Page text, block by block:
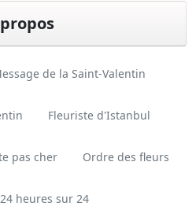
de la Saint-Valentin
Fleuriste d'Istanbul
pas cher Ordre des fleurs
heures sur 24